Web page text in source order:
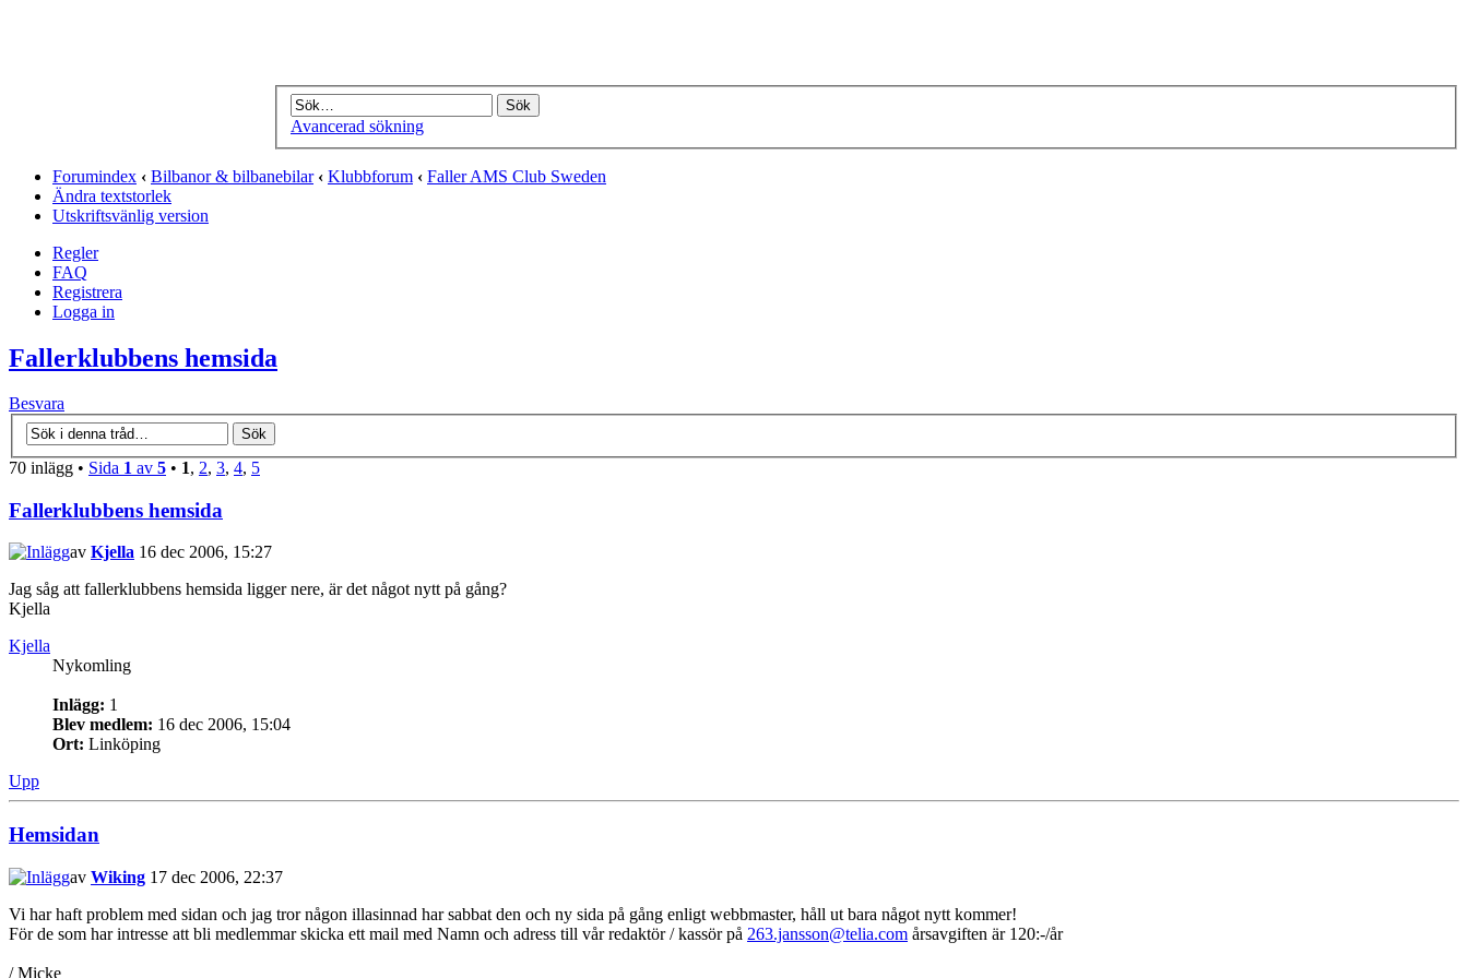
Avancerad sökning
Forumindex ‹ Bilbanor & bilbanebilar ‹ Klubbforum ‹ Faller AMS Club Sweden
Ändra textstorlek
Utskriftsvänlig version
Regler
FAQ
Registrera
Logga in
Fallerklubbens hemsida
Besvara
70 inlägg • Sida 1 av 5 • 1, 2, 3, 4, 5
Fallerklubbens hemsida
av Kjella 16 dec 2006, 15:27
Jag såg att fallerklubbens hemsida ligger nere, är det något nytt på gång?
Kjella
Kjella
Nykomling
Inlägg: 1
Blev medlem: 16 dec 2006, 15:04
Ort: Linköping
Upp
Hemsidan
av Wiking 17 dec 2006, 22:37
Vi har haft problem med sidan och jag tror någon illasinnad har sabbat den och ny sida på gång enligt webbmaster, håll ut bara något nytt kommer!
För de som har intresse att bli medlemmar skicka ett mail med Namn och adress till vår redaktör / kassör på 263.jansson@telia.com årsavgiften är 120:-/år
/ Micke